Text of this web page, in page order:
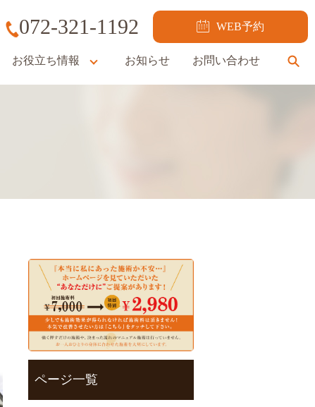
072-321-1192 WEB予約
お役立ち情報 お知らせ お問い合わせ
ページ一覧